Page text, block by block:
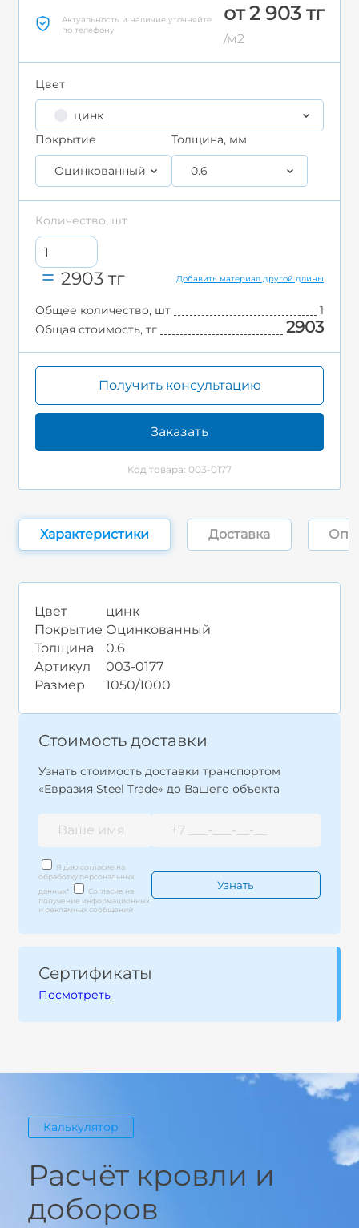
Актуальность и наличие уточняйте
по телефону
от 2 903 тг
/м2
Цвет
цинк
Покрытие
Оцинкованный
Толщина, мм
0.6
Количество, шт
2903 тг Добавить материал другой длины
Общее количество, шт
1
Общая стоимость, тг
2903
Получить консультацию
Заказать
Код товара: 003-0177
Характеристики Доставка
Цвет
цинк
Покрытие Оцинкованный
Толщина
0.6
Артикул
003-0177
Размер
1050/1000
Стоимость доставки
Узнать стоимость доставки транспортом
«Евразия Steel Trade» до Вашего объекта
Я даю согласие на
обработку персональных
данных*
Согласие на
получение информационных
и рекламных сообщений
Сертификаты
Посмотреть
Калькулятор
Расчёт кровли и
доборов